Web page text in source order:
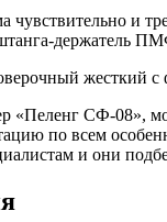
чувствительно и
держатель
«Пеленг СФ-
по всем
и они